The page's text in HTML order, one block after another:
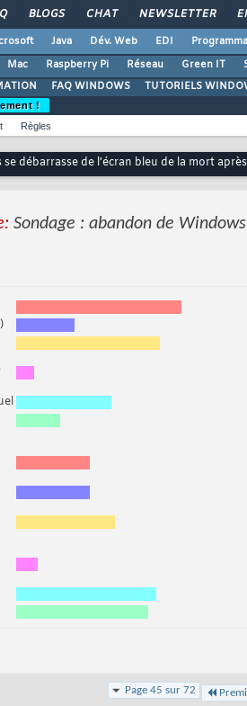
BLOGS CHAT NEWSLETTER
Java Dév. Web EDI
Mac Raspberry Pi Réseau Green IT
FAQ WINDOWS TUTORIELS
!
Règles
débarrasse de l'écran bleu de la mort
Sondage : abandon de
Page 45 sur 72